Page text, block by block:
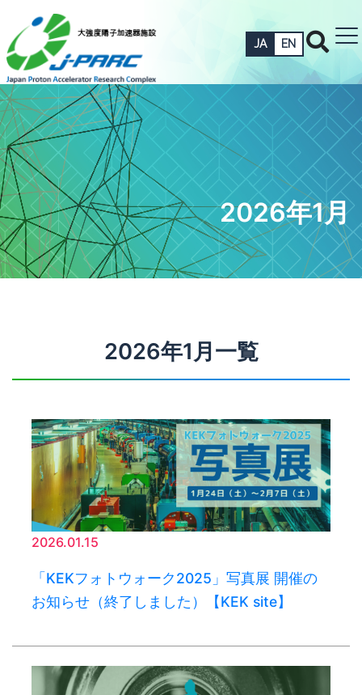
JA EN
2026年1月
2026年1月一覧
2026.01.15
「KEKフォトウォーク2025」写真展 開催の
お知らせ（終了しました）【KEK site】